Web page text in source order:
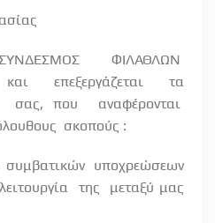
ΦΙΛΑΘΛΩΝ
και επεξεργάζεται
τα
σας, που
αναφέρονται
σκοπούς :
συμβατικών υποχρεώσεων
λειτουργία της
μεταξύ μας